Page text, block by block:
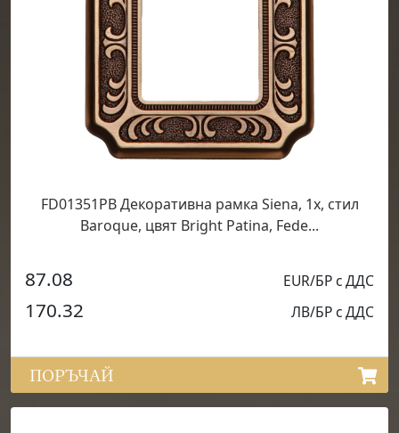
FD01351PB Декоративна рамка Siena, 1х, стил
Baroque, цвят Bright Patina, Fede...
87.08 EUR/БР с ДДС
170.32 ЛВ/БР с ДДС
ПОРЪЧАЙ